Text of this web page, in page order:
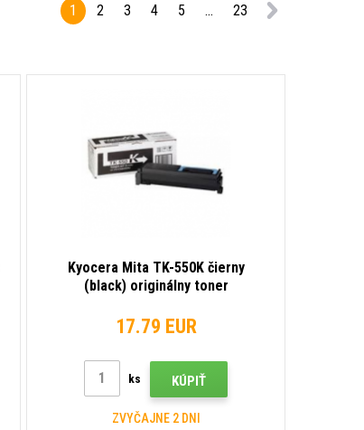
1
2 3 4 5 ... 23
Kyocera Mita TK-550K čierny
(black) originálny toner
17.79 EUR
ks KÚPIŤ
ZVYČAJNE 2 DNI